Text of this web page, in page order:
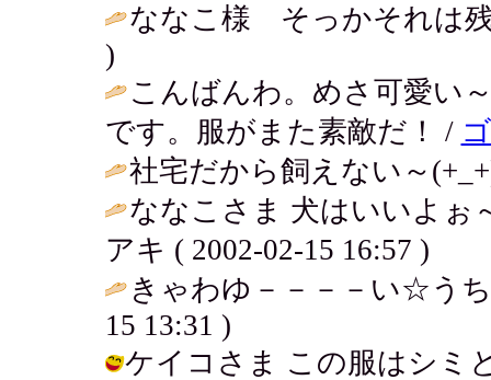
ななこ様 そっかそれは残
)
こんばんわ。めさ可愛い
です。服がまた素敵だ！ /
社宅だから飼えない～
ななこさま 犬はいいよぉ
アキ ( 2002-02-15 16:57 )
きゃわゆ－－－－い☆う
15 13:31 )
ケイコさま この服はシミ